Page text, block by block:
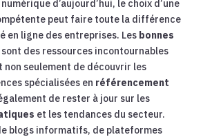
d’aujourd’hui, le choix d’une
peut faire toute la différence
en ligne des entreprises. Les bonnes
sont des ressources incontournables
seulement de découvrir les
spécialisées en référencement
de rester à jour sur les
et les tendances du secteur.
blogs informatifs, de plateformes